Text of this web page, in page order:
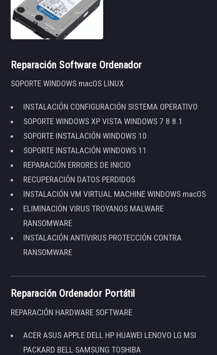
Reparación Software Ordenador
SOPORTE WINDOWS macOS LINUX
INSTALACIÓN CONFIGURACIÓN SISTEMA OPERATIVO
SOPORTE WINDOWS XP VISTA WINDOWS 7 8 8.1
SOPORTE INSTALACIÓN WINDOWS 10
SOPORTE INSTALACIÓN WINDOWS 11
REPARACIÓN ERRORES DE INICIO
RECUPERACIÓN DATOS PERDIDOS
INSTALACIÓN VM VIRTUAL MACHINE WINDOWS macOS
ELIMINACIÓN VIRUS TROYANOS MALWARE
RANSOMWARE
INSTALACIÓN ANTIVIRUS PROTECCIÓN CONTRA
RANSOMWARE
Reparación Ordenador Portátil
REPARACIÓN HARDWARE SOFTWARE
ACER ASUS APPLE DELL HP HUAWEI LENOVO LG MSI
PACKARD BELL SAMSUNG TOSHIBA